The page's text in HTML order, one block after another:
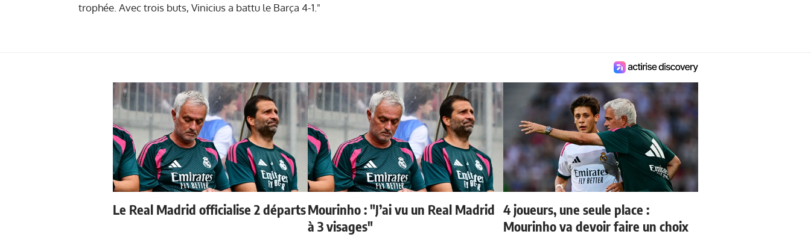
trophée. Avec trois buts, Vinicius a battu le Barça 4-1."
Le Real Madrid officialise 2 départsMourinho : "J’ai vu un Real Madrid
à 3 visages"
4 joueurs, une seule place :
Mourinho va devoir faire un choix